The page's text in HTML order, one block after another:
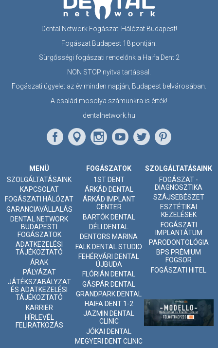
Dental Network Fogászati Hálózat Budapest!
Fogászat Budapest 18 pontján.
Sürgősségi fogászati rendelőnk a Haifa Dent 2
NON STOP nyitva tartással.
Fogászati ügyelet az év minden napján, Budapest belvárosában.
A család mosolya számunkra is érték!
dentalnetwork.hu
MENÜ
SZOLGÁLTATÁSAINK
KAPCSOLAT
FOGÁSZATI HÁLÓZAT
GARANCIAVÁLLALÁS
DENTAL NETWORK
BUDAPESTI
FOGÁSZATOK
ADATKEZELÉSI
TÁJÉKOZTATÓ
ÁRAK
PÁLYÁZAT
JÁTÉKSZABÁLYZAT
ÉS ADATKEZELÉSI
TÁJÉKOZTATÓ
KARRIER
HÍRLEVÉL
FELIRATKOZÁS
FOGÁSZATOK
1ST DENT
ÁRKÁD DENTAL
ÁRKÁD IMPLANT
CENTER
BARTÓK DENTAL
DÉLI DENTAL
DENTORS MARINA
FALK DENTAL STUDIO
FEHÉRVÁRI DENTAL
ÚJBUDA
FLÓRIÁN DENTAL
GÁSPÁR DENTAL
GRANDPARK DENTAL
HAIFA DENT 1-2
JAZMIN DENTAL
CLINIC
JÓKAI DENTAL
MEGYERI DENT CLINIC
SZOLGÁLTATÁSAINK
FOGÁSZAT -
DIAGNOSZTIKA
SZÁJSEBÉSZET
ESZTÉTIKAI
KEZELÉSEK
FOGÁSZATI
IMPLANTÁTUM
PARODONTOLÓGIA
BPS PRÉMIUM
FOGSOR
FOGÁSZATI HITEL